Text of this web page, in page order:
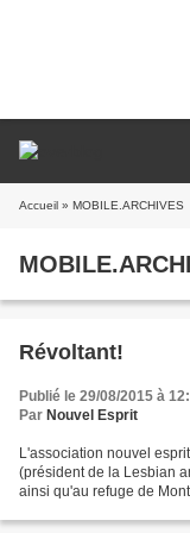
Accueil » MOBILE.ARCHIVES
Révoltant!
Publié le 29/08/2015 à
Par Nouvel Esprit
L'association nouvel
(président de la Lesbian
ainsi qu'au refuge de